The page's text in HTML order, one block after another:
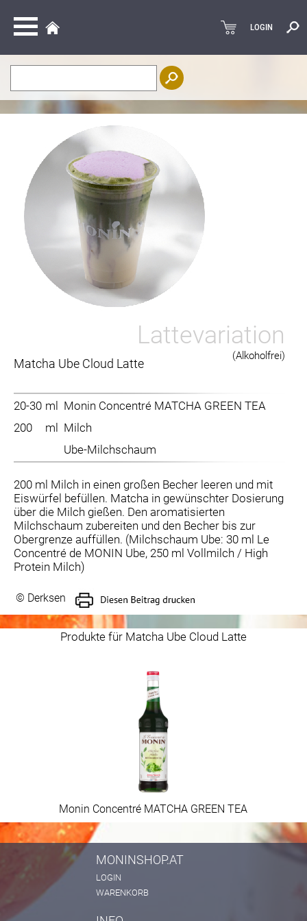
LOGIN
Lattevariation
Matcha Ube Cloud Latte
(Alkoholfrei)
20-30 ml
Monin Concentré MATCHA GREEN TEA
200
ml
Milch
Ube-Milchschaum
200 ml Milch in einen großen Becher leeren und mit
Eiswürfel befüllen. Matcha in gewünschter Dosierung
über die Milch gießen. Den aromatisierten
Milchschaum zubereiten und den Becher bis zur
Obergrenze auffüllen. (Milchschaum Ube: 30 ml Le
Concentré de MONIN Ube, 250 ml Vollmilch / High
Protein Milch)
© Derksen
Produkte für Matcha Ube Cloud Latte
Monin Concentré MATCHA GREEN TEA
MONINSHOP.AT
LOGIN
WARENKORB